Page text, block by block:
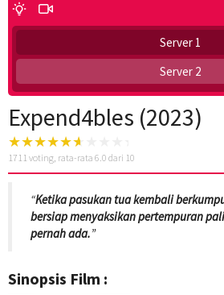
Server 1
Server 2
Expend4bles (2023)
1711 voting, rata-rata 6.0 dari 10
“Ketika pasukan tua kembali
bersiap menyaksikan pertempuran
pernah ada.”
Sinopsis Film :